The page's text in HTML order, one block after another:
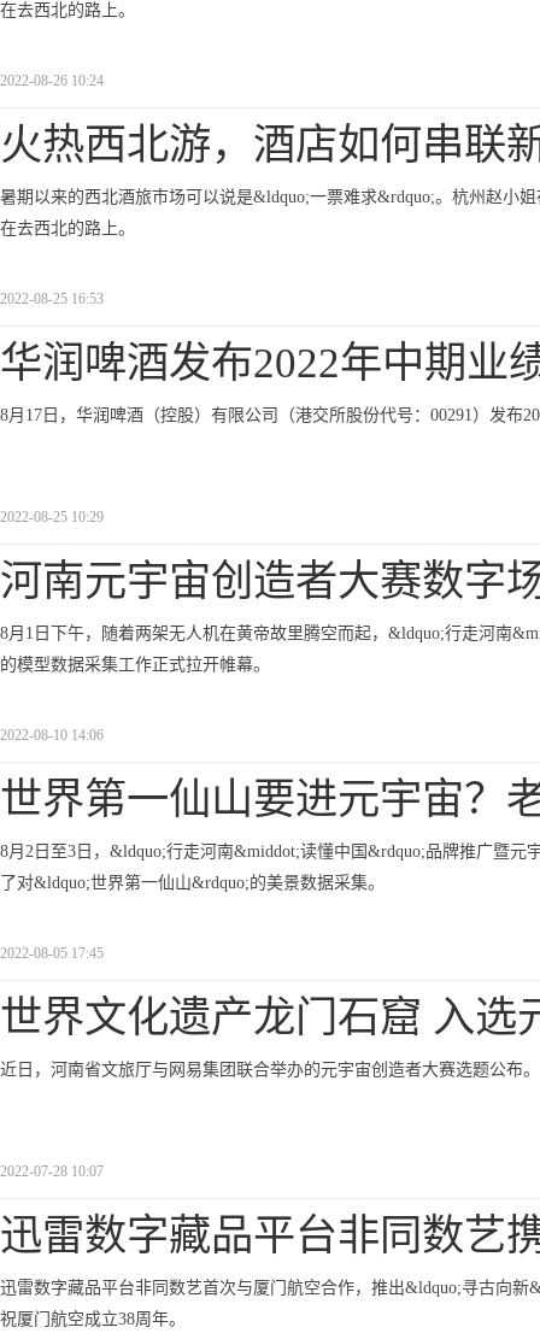
在去西北的路上。
2022-08-26 10:24
火热西北游，酒店如何串联
暑期以来的西北酒旅市场可以说是&ldquo;一票难求&rdquo;。杭州赵小
在去西北的路上。
2022-08-25 16:53
华润啤酒发布2022年中期业
8月17日，华润啤酒（控股）有限公司（港交所股份代号：00291）发布
2022-08-25 10:29
河南元宇宙创造者大赛数字
8月1日下午，随着两架无人机在黄帝故里腾空而起，&ldquo;行走河南
的模型数据采集工作正式拉开帷幕。
2022-08-10 14:06
世界第一仙山要进元宇宙？
8月2日至3日，&ldquo;行走河南&middot;读懂中国&rdquo;品牌推广暨
了对&ldquo;世界第一仙山&rdquo;的美景数据采集。
2022-08-05 17:45
世界文化遗产龙门石窟 入选
近日，河南省文旅厅与网易集团联合举办的元宇宙创造者大赛选题公布
2022-07-28 10:07
迅雷数字藏品平台非同数艺
迅雷数字藏品平台非同数艺首次与厦门航空合作，推出&ldquo;寻古向
祝厦门航空成立38周年。